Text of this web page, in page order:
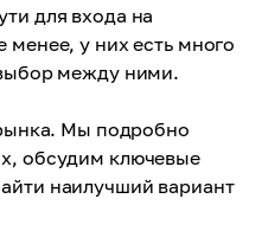
для входа на
у них есть много
между ними.
Мы подробно
обсудим ключевые
наилучший вариант